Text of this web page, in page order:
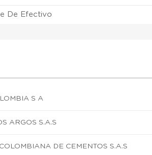
De Efectivo
S A
ARGOS S.A.S
DE CEMENTOS S.A.S